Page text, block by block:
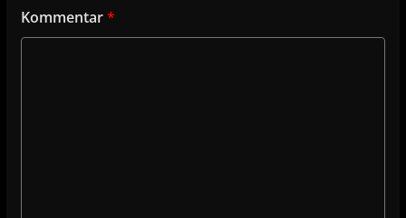
Kommentar*